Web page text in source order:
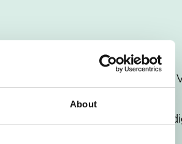
About
ditt intresse. Misströsta inte.
Tillsammans matchar vi